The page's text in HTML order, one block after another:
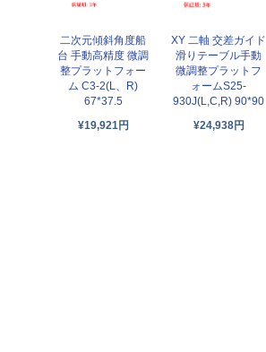
二次元傾斜角度船
台 手動高精度 微調
整プラットフォー
ム C3-2(L、R)
67*37.5
¥19,921円
XY 二軸 交差ガイド
滑りテーブル手動
微調整プラットフ
ォームS25-
930J(L,C,R) 90*90
¥24,938円